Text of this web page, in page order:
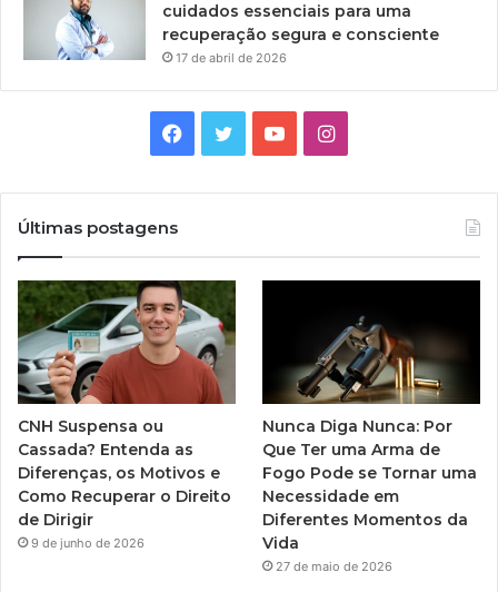
cuidados essenciais para uma
recuperação segura e consciente
17 de abril de 2026
Facebook
TwitterYouTubeInstagram
Últimas postagens
CNH Suspensa ou
Cassada? Entenda as
Diferenças, os Motivos e
Como Recuperar o Direito
de Dirigir
9 de junho de 2026
Nunca Diga Nunca: Por
Que Ter uma Arma de
Fogo Pode se Tornar uma
Necessidade em
Diferentes Momentos da
Vida
27 de maio de 2026